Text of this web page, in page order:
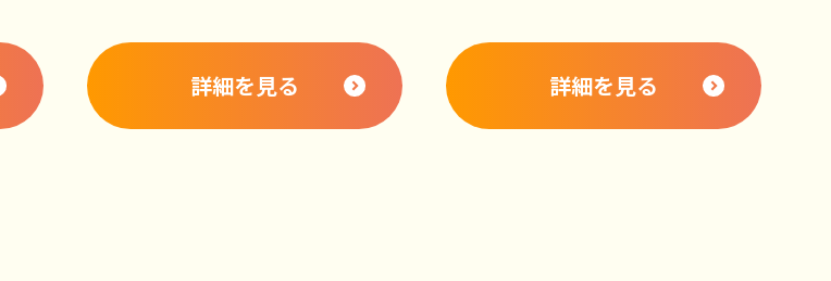
詳細を見る 詳細を見る